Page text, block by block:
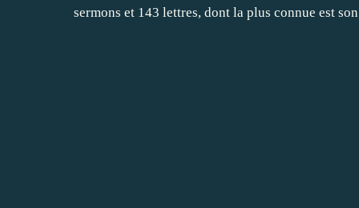
sermons et 143 lettres, dont la plus connue est